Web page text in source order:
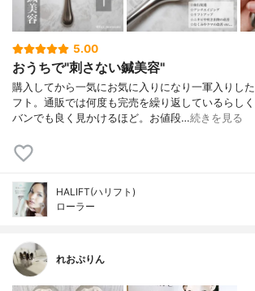
5.00
おうちで"刺さない鍼美容"
購入してから一気にお気に入りになり一軍入りし
フト。通販では何度も完売を繰り返しているらし
バンでも良く見かけるほど。お値段…続きを見る
HALIFT(ハリフト)
ローラー
れおぷりん